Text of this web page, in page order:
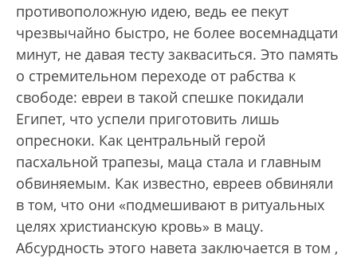
противоположную идею, ведь ее пекут
чрезвычайно быстро, не более восемнадцати
минут, не давая тесту закваситься. Это память
о стремительном переходе от рабства к
свободе: евреи в такой спешке покидали
Египет, что успели приготовить лишь
опресноки. Как центральный герой
пасхальной трапезы, маца стала и главным
обвиняемым. Как известно, евреев обвиняли
в том, что они «подмешивают в ритуальных
целях христианскую кровь» в мацу.
Абсурдность этого навета заключается в том ,